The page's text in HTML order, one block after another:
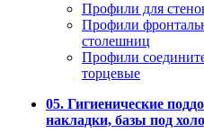
Профили для
Профили
столешниц
Профили
торцевые
05. Гигиенические
накладки, базы под